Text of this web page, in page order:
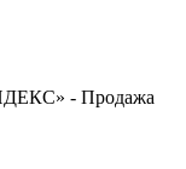
- Продажа